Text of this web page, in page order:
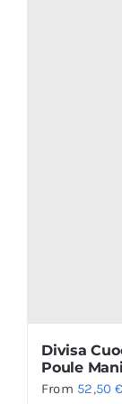
Divisa
Poule
From 52,50€